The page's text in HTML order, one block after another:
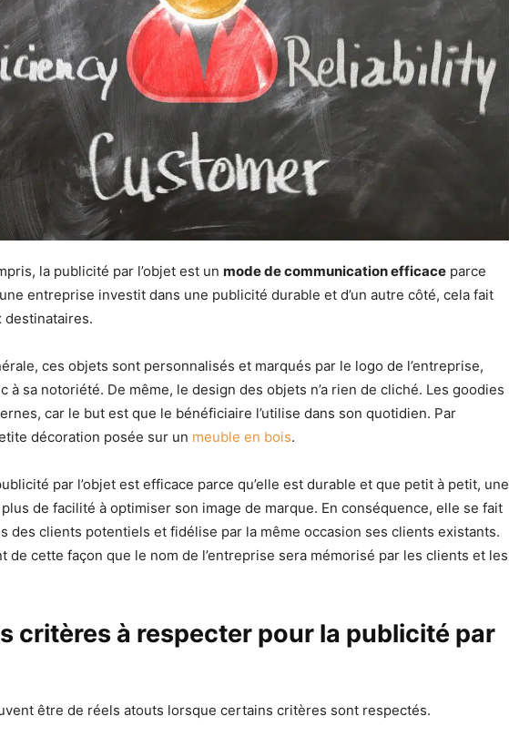
la publicité par l’objet est un mode de communication efficace parce
entreprise investit dans une publicité durable et d’un autre côté, cela fait
destinataires.
ces objets sont personnalisés et marqués par le logo de l’entreprise,
à sa notoriété. De même, le design des objets n’a rien de cliché. Les goodies
car le but est que le bénéficiaire l’utilise dans son quotidien. Par
décoration posée sur un meuble en bois.
par l’objet est efficace parce qu’elle est durable et que petit à petit, une
de facilité à optimiser son image de marque. En conséquence, elle se fait
des clients potentiels et fidélise par la même occasion ses clients existants.
de cette façon que le nom de l’entreprise sera mémorisé par les clients et les
critères à respecter pour la publicité par
être de réels atouts lorsque certains critères sont respectés.